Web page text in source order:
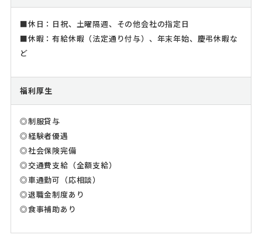
■休日：日祝、土曜隔週、その他会社の指定日
■休暇：有給休暇（法定通り付与）、年末年始、慶弔休暇な
ど
福利厚生
◎制服貸与
◎経験者優遇
◎社会保険完備
◎交通費支給（全額支給）
◎車通勤可（応相談）
◎退職金制度あり
◎食事補助あり